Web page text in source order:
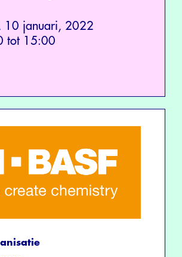
10 januari, 2022
tot 15:00